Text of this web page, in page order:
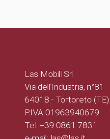
Las Mobili Srl
Via dell'Industria, n°81
64018 - Tortoreto (TE)
P.IVA 01963940679
Tel. +39 0861 7831